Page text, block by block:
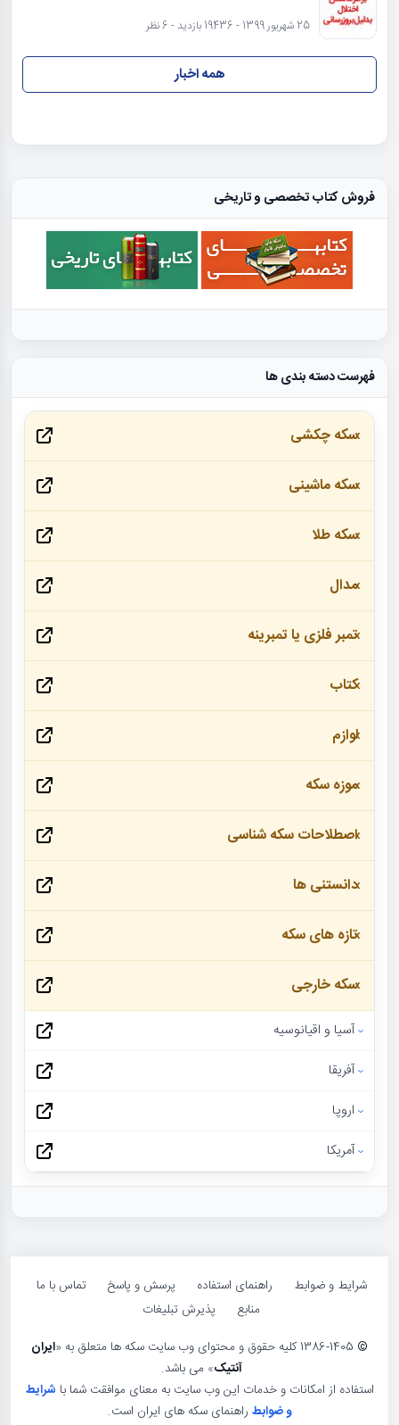
25 شهریور 1399 - 19436 بازدید - 6 نظر
همه اخبار
فروش کتاب تخصصی و تاریخی
فهرست دسته بندی ها
سکه چکشی
سکه ماشینی
سکه طلا
مدال
تمبر فلزی یا تمبرینه
کتاب
لوازم
موزه سکه
اصطلاحات سکه شناسی
دانستنی ها
تازه های سکه
سکه خارجی
آسیا و اقیانوسیه
آفریقا
اروپا
آمریکا
شرایط و ضوابط راهنمای استفاده پرسش و پاسخ
تماس با ما
منابع
پذیرش تبلیغات
©
ایران
آنتیک» می باشد.
استفاده از امکانات و خدمات این وب سایت به معنای موافقت شما با شرایط
و ضوابط راهنمای سکه های ایران است.